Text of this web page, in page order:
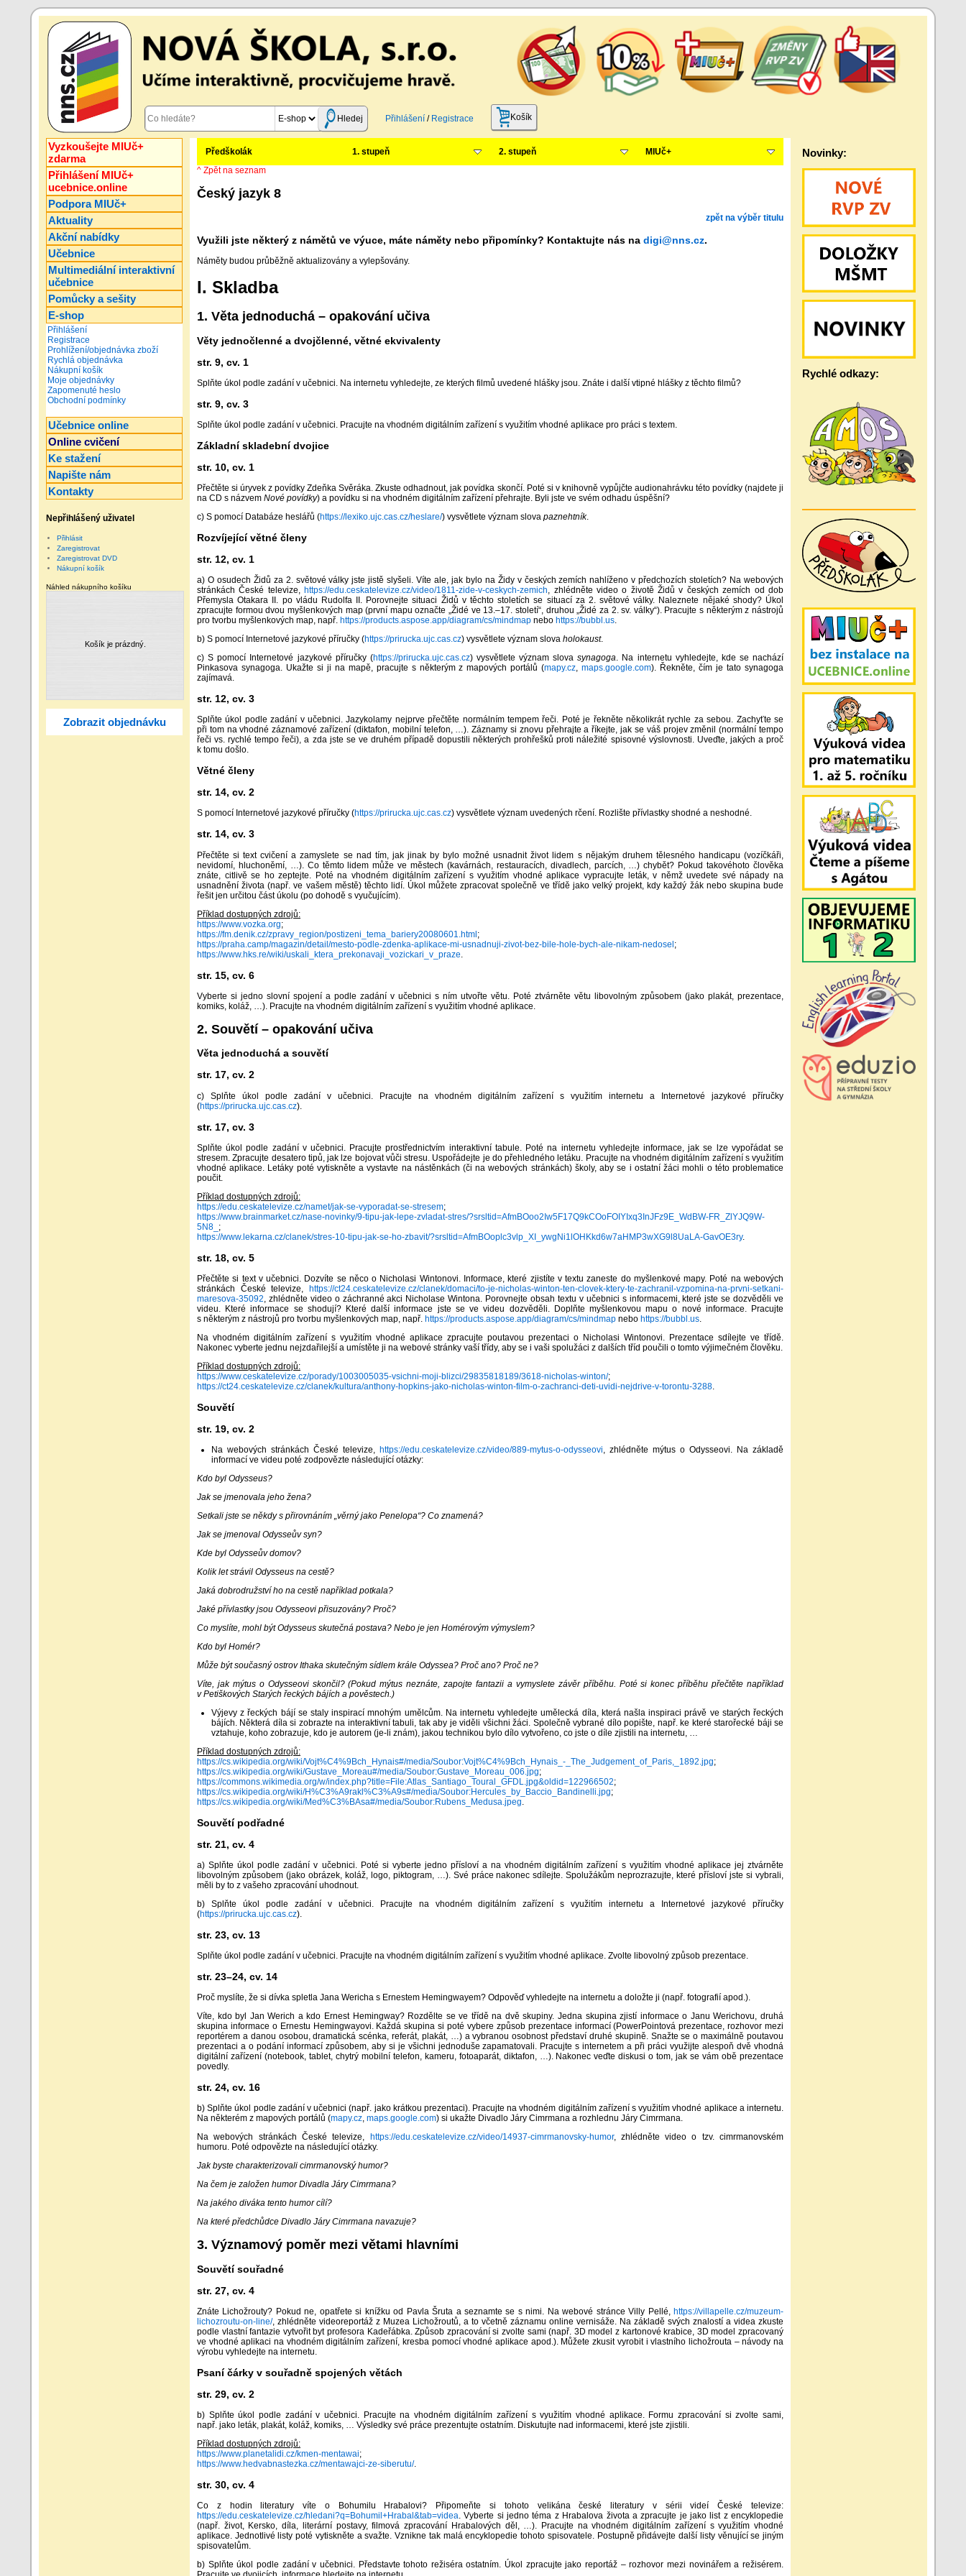
Hledej Přihlášení/ Registrace Košík
Vyzkoušejte MIUč+
zdarma
Přihlášení MIUč+
ucebnice.online
Podpora MIUč+
Aktuality
Akční nabídky
Učebnice
Multimediální interaktivní
učebnice
Pomůcky a sešity
E-shop
Přihlášení
Registrace
Prohlížení/objednávka zboží
Rychlá objednávka
Nákupní košík
Moje objednávky
Zapomenuté heslo
Obchodní podmínky
Učebnice online
Online cvičení
Ke stažení
Napište nám
Kontakty
Nepřihlášený uživatel
Přihlásit
Zaregistrovat
Zaregistrovat DVD
Nákupní košík
Náhled nákupního košíku
Zobrazit objednávku
Předškolák 1. stupeň 2. stupeň
MIUč+
^ Zpět na seznam
Český jazyk 8
zpět na výběr titulu
Využili jste některý z námětů ve výuce, máte náměty nebo připomínky? Kontaktujte nás na digi@nns.cz.
Náměty budou průběžně aktualizovány a vylepšovány.
I. Skladba
1. Věta jednoduchá – opakování učiva
Věty jednočlenné a dvojčlenné, větné ekvivalenty
str. 9, cv. 1
Splňte úkol podle zadání v učebnici. Na internetu vyhledejte, ze kterých filmů uvedené hlášky jsou. Znáte i další vtipné hlášky z těchto filmů?
str. 9, cv. 3
Splňte úkol podle zadání v učebnici. Pracujte na vhodném digitálním zařízení s využitím vhodné aplikace pro práci s textem.
Základní skladební dvojice
str. 10, cv. 1
Přečtěte si úryvek z povídky Zdeňka Svěráka. Zkuste odhadnout, jak povídka skončí. Poté si v knihovně vypůjčte audionahrávku této povídky (najdete ji
na CD s názvem Nové povídky) a povídku si na vhodném digitálním zařízení přehrajte. Byli jste ve svém odhadu úspěšní?
c) S pomocí Databáze heslářů (https://lexiko.ujc.cas.cz/heslare/) vysvětlete význam slova paznehtník.
Rozvíjející větné členy
str. 12, cv. 1
a) O osudech Židů za 2. světové války jste jistě slyšeli. Víte ale, jak bylo na Židy v českých zemích nahlíženo v předchozích stoletích? Na webových
stránkách České televize, https://edu.ceskatelevize.cz/video/1811-zide-v-ceskych-zemich, zhlédněte video o životě Židů v českých zemích od dob
Přemysla Otakara II. po vládu Rudolfa II. Porovnejte situaci Židů v těchto stoletích se situací za 2. světové války. Naleznete nějaké shody? Úkol
zpracujte formou dvou myšlenkových map (první mapu označte „Židé ve 13.–17. století“, druhou „Židé za 2. sv. války“). Pracujte s některým z nástrojů
pro tvorbu myšlenkových map, např. https://products.aspose.app/diagram/cs/mindmap nebo https://bubbl.us.
b) S pomocí Internetové jazykové příručky (https://prirucka.ujc.cas.cz) vysvětlete význam slova holokaust.
c) S pomocí Internetové jazykové příručky (https://prirucka.ujc.cas.cz) vysvětlete význam slovasynagoga. Na internetu vyhledejte, kde se nachází
Pinkasova synagoga. Ukažte si ji na mapě, pracujte s některým z mapových portálů (mapy.cz,maps.google.com). Řekněte, čím je tato synagoga
zajímavá.
str. 12, cv. 3
Splňte úkol podle zadání v učebnici. Jazykolamy nejprve přečtěte normálním tempem řeči. Poté je řekněte několikrát rychle za sebou. Zachyťte se
při tom na vhodné záznamové zařízení (diktafon, mobilní telefon, …). Záznamy si znovu přehrajte a říkejte, jak se váš projev změnil (normální tempo
řeči vs. rychlé tempo řeči), a zda jste se ve druhém případě dopustili některých prohřešků proti náležité spisovné výslovnosti. Uveďte, jakých a proč
k tomu došlo.
Větné členy
str. 14, cv. 2
S pomocí Internetové jazykové příručky (https://prirucka.ujc.cas.cz) vysvětlete význam uvedených rčení. Rozlište přívlastky shodné a neshodné.
str. 14, cv. 3
Přečtěte si text cvičení a zamyslete se nad tím, jak jinak by bylo možné usnadnit život lidem s nějakým druhem tělesného handicapu (vozíčkáři,
nevidomí, hluchoněmí, …). Co těmto lidem může ve městech (kavárnách, restauracích, divadlech, parcích, …) chybět? Pokud takovéhoto člověka
znáte, citlivě se ho zeptejte. Poté na vhodném digitálním zařízení s využitím vhodné aplikace vypracujte leták, v němž uvedete své nápady na
usnadnění života (např. ve vašem městě) těchto lidí. Úkol můžete zpracovat společně ve třídě jako velký projekt, kdy každý žák nebo skupina bude
řešit jen určitou část úkolu (po dohodě s vyučujícím).
Příklad dostupných zdrojů:
https://www.vozka.org;
https://fm.denik.cz/zpravy_region/postizeni_tema_bariery20080601.html;
https://praha.camp/magazin/detail/mesto-podle-zdenka-aplikace-mi-usnadnuji-zivot-bez-bile-hole-bych-ale-nikam-nedosel;
https://www.hks.re/wiki/uskali_ktera_prekonavaji_vozickari_v_praze
str. 15, cv. 6
Vyberte si jedno slovní spojení a podle zadání v učebnici s ním utvořte větu. Poté ztvárněte větu libovolným způsobem (jako plakát, prezentace,
komiks, koláž, …). Pracujte na vhodném digitálním zařízení s využitím vhodné aplikace.
2. Souvětí – opakování učiva
Věta jednoduchá a souvětí
str. 17, cv. 2
c) Splňte úkol podle zadání v učebnici. Pracujte na vhodném digitálním zařízení s využitím internetu a Internetové jazykové příručky
(https://prirucka.ujc.cas.cz).
str. 17, cv. 3
Splňte úkol podle zadání v učebnici. Pracujte prostřednictvím interaktivní tabule. Poté na internetu vyhledejte informace, jak se lze vypořádat se
stresem. Zpracujte desatero tipů, jak lze bojovat vůči stresu. Uspořádejte je do přehledného letáku. Pracujte na vhodném digitálním zařízení s využitím
vhodné aplikace. Letáky poté vytiskněte a vystavte na nástěnkách (či na webových stránkách) školy, aby se i ostatní žáci mohli o této problematice
poučit.
Příklad dostupných zdrojů:
https://edu.ceskatelevize.cz/namet/jak-se-vyporadat-se-stresem;
https://www.brainmarket.cz/nase-novinky/9-tipu-jak-lepe-zvladat-stres/?srsltid=AfmBOoo2Iw5F17Q9kCOoFOIYIxq3InJFz9E_WdBW-FR_ZlYJQ9W-
5N8_ ;
https://www.lekarna.cz/clanek/stres-10-tipu-jak-se-ho-zbavit/?srsltid=AfmBOoplc3vlp_XI_ywgNi1lOHKkd6w7aHMP3wXG9l8UaLA-GavOE3ry.
str. 18, cv. 5
Přečtěte si text v učebnici. Dozvíte se něco o Nicholasi Wintonovi. Informace, které zjistíte v textu zaneste do myšlenkové mapy. Poté na webových
stránkách České televize, https://ct24.ceskatelevize.cz/clanek/domaci/to-je-nicholas-winton-ten-clovek-ktery-te-zachranil-vzpomina-na-prvni-setkani-
maresova-35092 , zhlédněte video o záchranné akci Nicholase Wintona. Porovnejte obsah textu v učebnici s informacemi, které jste se dozvěděli ve
videu. Které informace se shodují? Které další informace jste se ve videu dozvěděli. Doplňte myšlenkovou mapu o nové informace. Pracujte
s některým z nástrojů pro tvorbu myšlenkových map, např. https://products.aspose.app/diagram/cs/mindmap nebo https://bubbl.us
Na vhodném digitálním zařízení s využitím vhodné aplikace zpracujte poutavou prezentaci o Nicholasi Wintonovi. Prezentace sdílejte ve třídě.
Nakonec vyberte jednu nejzdařilejší a umístěte ji na webové stránky vaší třídy, aby se i vaši spolužáci z dalších tříd poučili o tomto výjimečném člověku.
Příklad dostupných zdrojů:
https://www.ceskatelevize.cz/porady/1003005035-vsichni-moji-blizci/29835818189/3618-nicholas-winton/;
https://ct24.ceskatelevize.cz/clanek/kultura/anthony-hopkins-jako-nicholas-winton-film-o-zachranci-deti-uvidi-nejdrive-v-torontu-3288
Souvětí
str. 19, cv. 2
Na webových stránkách České televize, https://edu.ceskatelevize.cz/video/889-mytus-o-odysseovi , zhlédněte mýtus o Odysseovi. Na základě
informací ve videu poté zodpovězte následující otázky:
Kdo byl Odysseus?
Jak se jmenovala jeho žena?
Setkali jste se někdy s přirovnáním „věrný jako Penelopa“? Co znamená?
Jak se jmenoval Odysseův syn?
Kde byl Odysseův domov?
Kolik let strávil Odysseus na cestě?
Jaká dobrodružství ho na cestě například potkala?
Jaké přívlastky jsou Odysseovi přisuzovány? Proč?
Co myslíte, mohl být Odysseus skutečná postava? Nebo je jen Homérovým výmyslem?
Kdo byl Homér?
Může být současný ostrov Ithaka skutečným sídlem krále Odyssea? Proč ano? Proč ne?
Víte, jak mýtus o Odysseovi skončil? (Pokud mýtus neznáte, zapojte fantazii a vymyslete závěr příběhu. Poté si konec příběhu přečtěte například
v Petiškových Starých řeckých bájích a pověstech.)
Výjevy z řeckých bájí se staly inspirací mnohým umělcům. Na internetu vyhledejte umělecká díla, která našla inspiraci právě ve starých řeckých
bájích. Některá díla si zobrazte na interaktivní tabuli, tak aby je viděli všichni žáci. Společně vybrané dílo popište, např. ke které starořecké báji se
vztahuje, koho zobrazuje, kdo je autorem (je-li znám), jakou technikou bylo dílo vytvořeno, co jste o díle zjistili na internetu, …
Příklad dostupných zdrojů:
https://cs.wikipedia.org/wiki/Vojt%C4%9Bch_Hynais#/media/Soubor:Vojt%C4%9Bch_Hynais_-_The_Judgement_of_Paris,_1892.jpg;
https://cs.wikipedia.org/wiki/Gustave_Moreau#/media/Soubor:Gustave_Moreau_006.jpg;
https://commons.wikimedia.org/w/index.php?title=File:Atlas_Santiago_Toural_GFDL.jpg&oldid=122966502;
https://cs.wikipedia.org/wiki/H%C3%A9rakl%C3%A9s#/media/Soubor:Hercules_by_Baccio_Bandinelli.jpg;
https://cs.wikipedia.org/wiki/Med%C3%BAsa#/media/Soubor:Rubens_Medusa.jpeg
Souvětí podřadné
str. 21, cv. 4
a) Splňte úkol podle zadání v učebnici. Poté si vyberte jedno přísloví a na vhodném digitálním zařízení s využitím vhodné aplikace jej ztvárněte
libovolným způsobem (jako obrázek, koláž, logo, piktogram, …). Své práce nakonec sdílejte. Spolužákům neprozrazujte, které přísloví jste si vybrali,
měli by to z vašeho zpracování uhodnout.
b) Splňte úkol podle zadání v učebnici. Pracujte na vhodném digitálním zařízení s využitím internetu a Internetové jazykové příručky
(https://prirucka.ujc.cas.cz).
str. 23, cv. 13
Splňte úkol podle zadání v učebnici. Pracujte na vhodném digitálním zařízení s využitím vhodné aplikace. Zvolte libovolný způsob prezentace.
str. 23–24, cv. 14
Proč myslíte, že si dívka spletla Jana Wericha s Ernestem Hemingwayem? Odpověď vyhledejte na internetu a doložte ji (např. fotografií apod.).
Víte, kdo byl Jan Werich a kdo Ernest Hemingway? Rozdělte se ve třídě na dvě skupiny. Jedna skupina zjistí informace o Janu Werichovu, druhá
skupina informace o Ernestu Hemingwayovi. Každá skupina si poté vybere způsob prezentace informací (PowerPointová prezentace, rozhovor mezi
reportérem a danou osobou, dramatická scénka, referát, plakát, …) a vybranou osobnost představí druhé skupině. Snažte se o maximálně poutavou
prezentaci a o podání informací způsobem, aby si je všichni jednoduše zapamatovali. Pracujte s internetem a při práci využijte alespoň dvě vhodná
digitální zařízení (notebook, tablet, chytrý mobilní telefon, kameru, fotoaparát, diktafon, …). Nakonec veďte diskusi o tom, jak se vám obě prezentace
povedly.
str. 24, cv. 16
b) Splňte úkol podle zadání v učebnici (např. jako krátkou prezentaci). Pracujte na vhodném digitálním zařízení s využitím vhodné aplikace a internetu.
Na některém z mapových portálů (mapy.cz, maps.google.com) si ukažte Divadlo Járy Cimrmana a rozhlednu Járy Cimrmana.
Na webových stránkách České televize,
https://edu.ceskatelevize.cz/video/14937-cimrmanovsky-humor, zhlédněte video o tzv. cimrmanovském
humoru. Poté odpovězte na následující otázky.
Jak byste charakterizovali cimrmanovský humor?
Na čem je založen humor Divadla Járy Cimrmana?
Na jakého diváka tento humor cílí?
Na které předchůdce Divadlo Járy Cimrmana navazuje?
3. Významový poměr mezi větami hlavními
Souvětí souřadné
str. 27, cv. 4
Znáte Lichožrouty? Pokud ne, opatřete si knížku od Pavla Šruta a seznamte se s nimi. Na webové stránce Villy Pellé, https://villapelle.cz/muzeum-
lichozroutu-on-line/, zhlédněte videoreportáž z Muzea Lichožroutů, a to včetně záznamu online vernisáže. Na základě svých znalostí a videa zkuste
podle vlastní fantazie vytvořit byt profesora Kadeřábka. Způsob zpracování si zvolte sami (např. 3D model z kartonové krabice, 3D model zpracovaný
ve vhodné aplikaci na vhodném digitálním zařízení, kresba pomocí vhodné aplikace apod.). Můžete zkusit vyrobit i vlastního lichožrouta – návody na
výrobu vyhledejte na internetu.
Psaní čárky v souřadně spojených větách
str. 29, cv. 2
b) Splňte úkol podle zadání v učebnici. Pracujte na vhodném digitálním zařízení s využitím vhodné aplikace. Formu zpracování si zvolte sami,
např. jako leták, plakát, koláž, komiks, … Výsledky své práce prezentujte ostatním. Diskutujte nad informacemi, které jste zjistili.
Příklad dostupných zdrojů:
https://www.planetalidi.cz/kmen-mentawai;
https://www.hedvabnastezka.cz/mentawajci-ze-siberutu/.
str. 30, cv. 4
Co z hodin literatury víte o Bohumilu Hrabalovi? Připomeňte si tohoto velikána české literatury v sérii videí České televize:
https://edu.ceskatelevize.cz/hledani?q=Bohumil+Hrabal&tab=videa. Vyberte si jedno téma z Hrabalova života a zpracujte je jako list z encyklopedie
(např. život, Kersko, díla, literární postavy, filmová zpracování Hrabalových děl, …). Pracujte na vhodném digitálním zařízení s využitím vhodné
aplikace. Jednotlivé listy poté vytiskněte a svažte. Vznikne tak malá encyklopedie tohoto spisovatele. Postupně přidávejte další listy věnující se jiným
spisovatelům.
b) Splňte úkol podle zadání v učebnici. Představte tohoto režiséra ostatním. Úkol zpracujte jako reportáž – rozhovor mezi novinářem a režisérem.
Novinky:
Rychlé odkazy: